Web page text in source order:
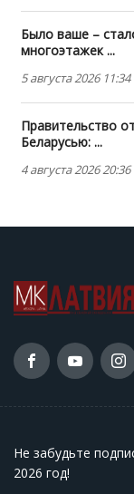
Было ваше –
многоэтажек ...
5 августа 2026 11:34
Правительство
Беларусью: ...
4 августа 2026 20:36
Не забудьте
2026 год!